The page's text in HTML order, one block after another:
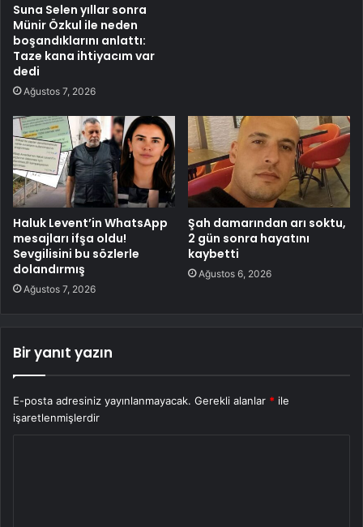
Suna Selen yıllar sonra
Münir Özkul ile neden
boşandıklarını anlattı:
Taze kana ihtiyacım var
dedi
Ağustos 7, 2026
Haluk Levent’in WhatsApp
mesajları ifşa oldu!
Sevgilisini bu sözlerle
dolandırmış
Ağustos 7, 2026
Şah damarından arı soktu,
2 gün sonra hayatını
kaybetti
Ağustos 6, 2026
Bir yanıt yazın
E-posta adresiniz yayınlanmayacak. Gerekli alanlar * ile
işaretlenmişlerdir